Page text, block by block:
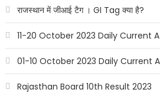
राजस्थान में जीआई टैग । GI Tag क्या है?
11-20 October 2023 Daily Current
01-10 October 2023 Daily Current
Rajasthan Board 10th Result 2023